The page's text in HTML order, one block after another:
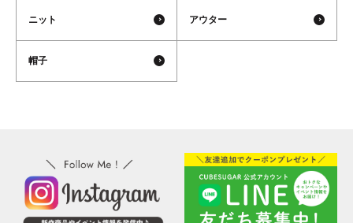
ニット アウター
帽子